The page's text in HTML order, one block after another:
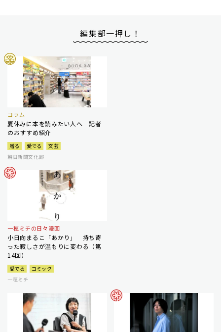
編集部一押し！
コラム
夏休みに本を読みたい人へ 記者
のおすすめ紹介
贈る 愛でる
文芸
朝日新聞文化部
一穂ミチの日々漫画
小日向まるこ「あかり」 持ち寄
った寂しさが温もりに変わる（第
14回）
愛でる
コミック
一穂ミチ